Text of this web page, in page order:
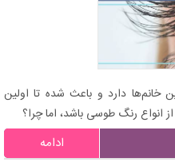
خانم‌ها دارد و باعث شده تا اولین
انواع رنگ طوسی باشد، اما چرا؟
ادامه